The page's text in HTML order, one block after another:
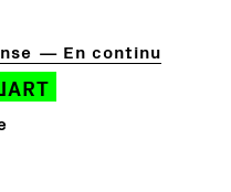
En continu